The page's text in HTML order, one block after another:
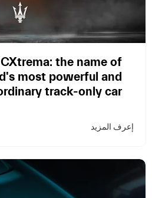
the name of
most powerful and
track-only car
إعرف المزيد